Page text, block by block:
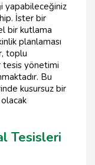
yapabileceğiniz
İster bir
bir kutlama
planlaması
toplu
tesis yönetimi
Bu
kusursuz bir
Tesisleri